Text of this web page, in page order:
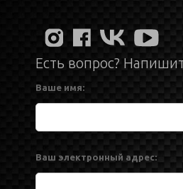
Есть вопрос?
Ваше имя:
Ваш электронный адрес: